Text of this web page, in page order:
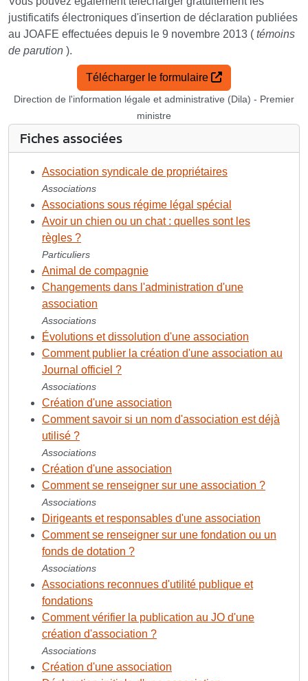
justificatifs électroniques d'insertion de déclaration publiées
au JOAFE effectuées depuis le 9 novembre 2013 ( témoins
de parution ).
Télécharger le formulaire
Direction de l'information légale et administrative (Dila) - Premier
ministre
Fiches associées
Association syndicale de propriétaires
Associations
Associations sous régime légal spécial
Avoir un chien ou un chat : quelles sont les
règles ?
Particuliers
Animal de compagnie
Changements dans l'administration d'une
association
Associations
Évolutions et dissolution d'une association
Comment publier la création d'une association au
Journal officiel ?
Associations
Création d'une association
Comment savoir si un nom d'association est déjà
utilisé ?
Associations
Création d'une association
Comment se renseigner sur une association ?
Associations
Dirigeants et responsables d'une association
Comment se renseigner sur une fondation ou un
fonds de dotation ?
Associations
Associations reconnues d'utilité publique et
fondations
Comment vérifier la publication au JO d'une
création d'association ?
Associations
Création d'une association